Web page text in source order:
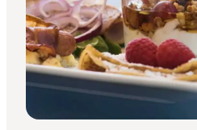
Übernachtung
Plane deine Reise
Booking